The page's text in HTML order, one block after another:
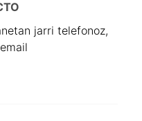
jarri telefonoz,